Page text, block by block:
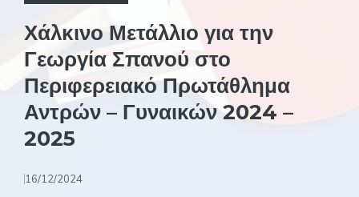
Χάλκινο Μετάλλιο για την
Γεωργία Σπανού στο
Περιφερειακό Πρωτάθλημα
Αντρών – Γυναικών 2024 –
2025
16/12/2024